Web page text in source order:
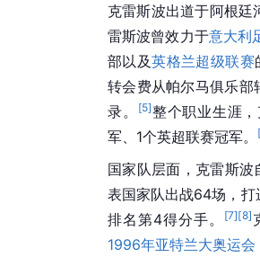
克雷斯波出道于阿根廷
雷斯波曾效力于意大利
部以及英格兰超级联赛
转会费从帕尔马俱乐部
录。
[5]整个职业生涯
军、1个英超联赛冠军。
国家队层面，克雷斯
表国家队出战64场，
排名第4得分手。
[7][8]
1996年亚特兰大奥运会